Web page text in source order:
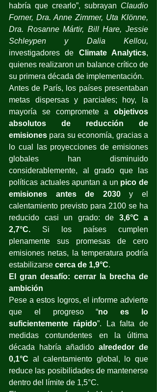
habría que crearlo”, subrayan Claudio
Forner, Dra. Anne Zimmer, Uta Klönne,
Dra. Rosanne Mártir, Bill Hare, Jessie
investigadores de Climate Analytics,
quienes realizaron un balance crítico de
su primera década de implementación.
Antes de París, los países presentaban
metas dispersas y parciales; hoy, la
mayoría se compromete a objetivos
absolutos de reducción de
emisiones para su economía, gracias a
lo cual las proyecciones de emisiones
globales han disminuido
considerablemente, al grado que las
políticas actuales apuntan a un pico de
emisiones antes de 2030 y el
calentamiento previsto para 2100 se ha
reducido casi un grado: de 3,6°C a
2,7°C. Si los países cumplen
plenamente sus promesas de cero
emisiones netas, la temperatura podría
estabilizarse cerca de 1,9°C.
El gran desafío: cerrar la brecha de
ambición
Pese a estos logros, el informe advierte
que el progreso “no es lo
suficientemente rápido”. La falta de
medidas contundentes en la última
década habría añadido alrededor de
0,1°C al calentamiento global, lo que
reduce las posibilidades de mantenerse
dentro del límite de 1,5°C.